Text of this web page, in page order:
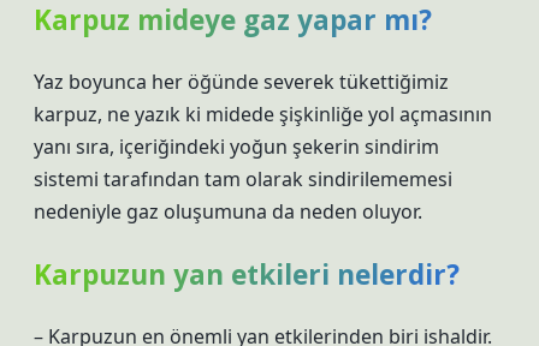
Karpuz mideye gaz yapar mı?
Yaz boyunca her öğünde severek tükettiğimiz
karpuz, ne yazık ki midede şişkinliğe yol açmasının
yanı sıra, içeriğindeki yoğun şekerin sindirim
sistemi tarafından tam olarak sindirilememesi
nedeniyle gaz oluşumuna da neden oluyor.
Karpuzun yan etkileri nelerdir?
– Karpuzun en önemli yan etkilerinden biri ishaldir.